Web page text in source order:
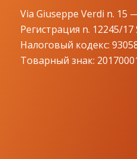
Via Giuseppe Verdi n. 15
Регистрация n. 12245/17
Налоговый кодекс:
Товарный знак: